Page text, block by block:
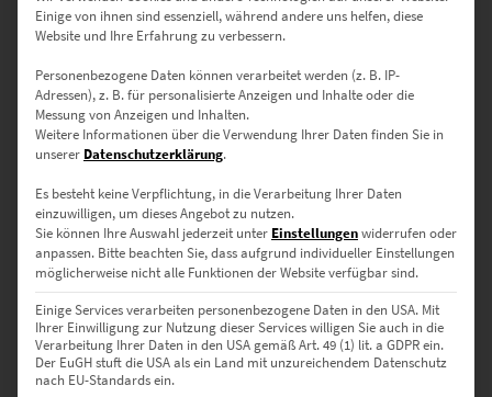
30 x 20 cm– Perfekt für Akzente in Fluren oder als Teil einer
Bildergalerie.
45 x 30 cm– Ideal für Arbeitszimmer oder dezente Highlights in
Wohnräumen.
60 x 40 cm– Geeignet für kleine Konferenzräume oder
Wartezimmer.
75 x 50 cm– Optimal für Wohnzimmer oder Esszimmer.
90 x 60 cm– Hervorragend für Arztpraxen in München oder
moderne Empfangsbereiche in der Region.
120 x 80 cm
– Perfekt für repräsentative Geschäftsräume oder
offene Wohnbereiche.
150 x 100 cm– Ideal für große Konferenzräume oder Loft-
Wohnungen.
Einige von ihnen sind essenziell, während andere uns helfen, diese
Website und Ihre Erfahrung zu verbessern.
Personenbezogene Daten können verarbeitet werden (z. B. IP-
Adressen), z. B. für personalisierte Anzeigen und Inhalte oder die
Messung von Anzeigen und Inhalten.
Weitere Informationen über die Verwendung Ihrer Daten finden Sie in
unserer Datenschutzerklärung.
Es besteht keine Verpflichtung, in die Verarbeitung Ihrer Daten
einzuwilligen, um dieses Angebot zu nutzen.
Sie können Ihre Auswahl jederzeit unter Einstellungenwiderrufen oder
anpassen. Bitte beachten Sie, dass aufgrund individueller Einstellungen
möglicherweise nicht alle Funktionen der Website verfügbar sind.
Einige Services verarbeiten personenbezogene Daten in den USA. Mit
Ihrer Einwilligung zur Nutzung dieser Services willigen Sie auch in die
Verarbeitung Ihrer Daten in den USA gemäß Art. 49 (1) lit. a GDPR ein.
Der EuGH stuft die USA als ein Land mit unzureichendem Datenschutz
nach EU-Standards ein.